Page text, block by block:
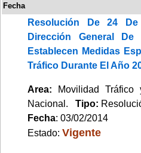
Fecha
Resolución De 24
Dirección General
Establecen Medidas
Tráfico Durante El Año
Area: Movilidad
Nacional. Tipo:
Fecha: 03/02/2014
Estado: Vigente